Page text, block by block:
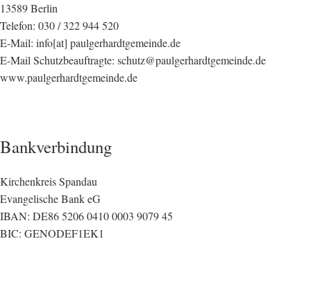
13589 Berlin
Telefon: 030 / 322 944 520
E-Mail: info[at] paulgerhardtgemeinde.de
E-Mail Schutzbeauftragte: schutz@paulgerhardtgemeinde.de
www.paulgerhardtgemeinde.de
Bankverbindung
Kirchenkreis Spandau
Evangelische Bank eG
IBAN: DE86 5206 0410 0003 9079 45
BIC: GENODEF1EK1